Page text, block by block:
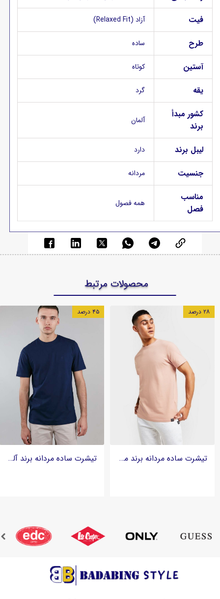
فیت آزاد (Relaxed Fit)
طرح ساده
آستین کوتاه
یقه گرد
کشور مبدأ
برند
آلمان
لیبل برند دارد
جنسیت مردانه
مناسب
فصل
همه فصول
تیشرت ساده مردانه برند آلتید altid
۴۵ درصد
تیشرت ساده مردانه برند مکنزی Mckenzie
۲۸ درصد
محصولات مرتبط